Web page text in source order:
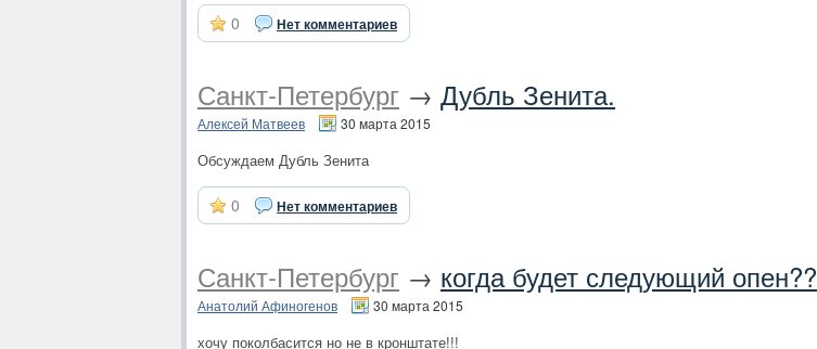
0 Нет комментариев
Санкт-Петербург → Дубль Зенита.
Алексей Матвеев 30 марта 2015
Обсуждаем Дубль Зенита
0 Нет комментариев
Санкт-Петербург → когда будет следующий опен??
Анатолий Афиногенов 30 марта 2015
хочу поколбасится но не в кронштате!!!